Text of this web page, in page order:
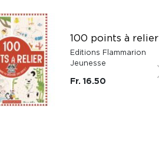
100 points à relier
Editions Flammarion
Jeunesse
Fr. 16.50